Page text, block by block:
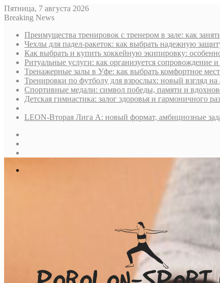
Пятница, 7 августа 2026
Breaking News
Преимущества тренировок с тренером в зале: как
Чехлы для падел-ракеток: как выбрать надежную
Как выбрать и купить хоккейную экипировку:
Ритуальные услуги: как организуется сопровождение
Тренажерные залы в Уфе: как выбрать комфортное
Тренировки по футболу для взрослых: новый взгляд
Спортивные медали: символ победы, памяти и
Детская гимнастика: залог здоровья и гармоничного
LEON-Вторая Лига А: новый формат, амбициозные